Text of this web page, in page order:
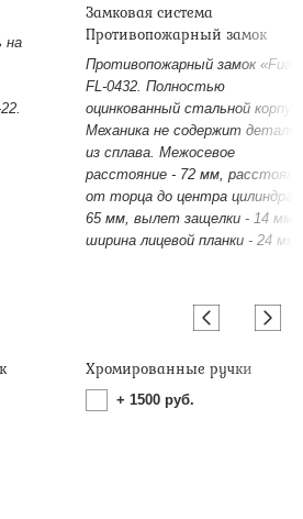
на
Замковая система
Противопожарный замок
Противопожарный замок
FL-0432. Полностью
оцинкованный стальной корпус.
Механика не содержит деталей
из сплава. Межосевое
расстояние - 72 мм,
от торца до центра цилиндра -
65 мм, вылет защелки - 14 мм,
ширина лицевой планки - 24 мм.
Хромированные ручки
+ 1500 руб.